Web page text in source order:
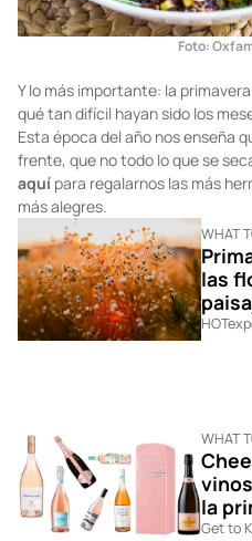
Foto:
Y lo más importante: la
qué tan difícil hayan sido los
Esta época del año nos enseña
frente, que no todo lo que se
aquí para regalarnos las más
más alegres.
WHAT
las
WHAT
la
Get to